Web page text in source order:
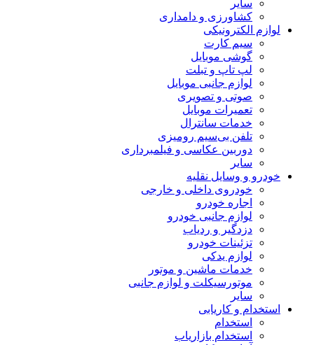
سایر
کشاورزی و دامداری
لوازم الکترونیکی
سیم کارت
گوشی موبایل
لپ تاپ و تبلت
لوازم جانبی موبایل
صوتی و تصویری
تعمیرات موبایل
خدمات سانترال
تلفن بی‌سیم رومیزی
دوربین عکاسی و فیلمبرداری
سایر
خودرو و وسایل نقلیه
خودروی داخلی و خارجی
اجاره خودرو
لوازم جانبی خودرو
دزدگیر و ردیاب
تزئینات خودرو
لوازم یدکی
خدمات ماشین و موتور
موتورسیکلت و لوازم جانبی
سایر
استخدام و کاریابی
استخدام
استخدام بازاریاب